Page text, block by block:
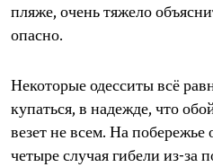
пляже, очень тяжело
опасно.
Некоторые одесситы всё
купаться, в надежде, что
везет не всем. На побережье
четыре случая гибели из-